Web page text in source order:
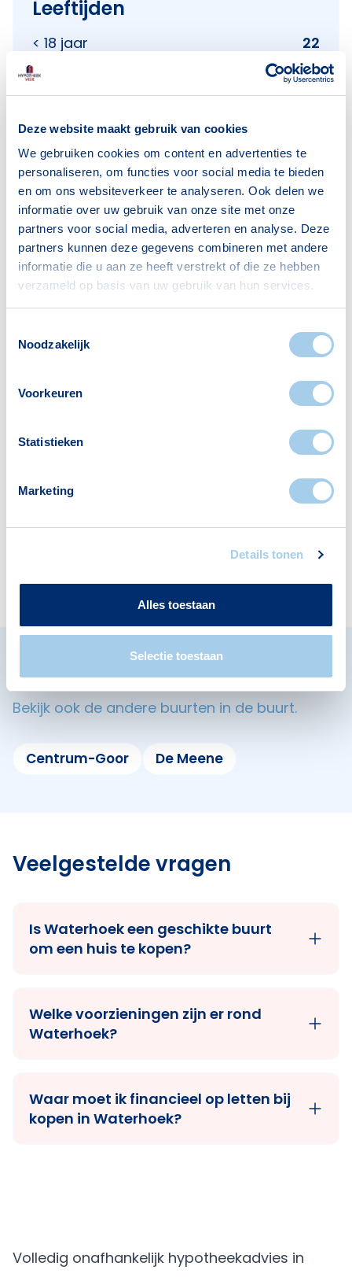
Deze website maakt gebruik van cookies
We gebruiken cookies om content en advertenties te
personaliseren, om functies voor social media te bieden
en om ons websiteverkeer te analyseren. Ook delen we
informatie over uw gebruik van onze site met onze
partners voor social media, adverteren en analyse. Deze
partners kunnen deze gegevens combineren met andere
informatie die u aan ze heeft verstrekt of die ze hebben
verzameld op basis van uw gebruik van hun services.
Noodzakelijk
Voorkeuren
Statistieken
Marketing
Details tonen
Alles toestaan
Selectie toestaan
Leeftijden
< 18 jaar
22
18–25 jaar
31
25–45 jaar
17
45–65 jaar
65+ jaar
129
Bron: CBS
Huishoudens
Alleenwonend
36
Gezin met kinderen
31
Voorzieningen in Waterhoek
Deze wijk heeft het allemaal voor je. Zo vind je
Omliggende buurten in Goor
Bekijk ook de andere buurten in de buurt.
Centrum-Goor De Meene
Veelgestelde vragen
Is Waterhoek een geschikte buurt
om een huis te kopen?
Welke voorzieningen zijn er rond
Waterhoek?
Waar moet ik financieel op letten bij
kopen in Waterhoek?
Volledig onafhankelijk hypotheekadvies in